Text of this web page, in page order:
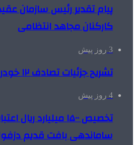
پیام تقدیر رئیس سازمان
کارکنان مجاهد انتظامی
3 روز پیش
تشریح جزئیات تصادف ۱۲ خودرو با ۱۹ مصدوم
4 روز پیش
تخصیص ۱۵۰۰ میلیارد
ساماندهی بافت قدیم